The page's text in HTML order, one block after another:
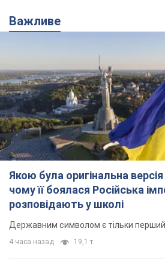
чому її боялася Російська
Державним символом є тільки перший
4 часа назад 19,1 т.
Олександру Пономарьову –
відомо про трьох дітей секс-
символа 90-х та який вигляд
мають
За розвитком кар'єри артист не
особисте щастя
10 часов назад 8,7 т.
У ПриватБанку розповіли, чи
долари 1996 року: чи